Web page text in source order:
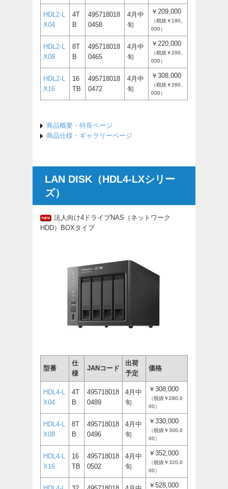
HDL2-L
X04
4T
B
495718018
0458
4月中
旬
￥209,000
（税抜￥190,
000）
HDL2-L
X08
8T
B
495718018
0465
4月中
旬
￥220,000
（税抜￥200,
000）
HDL2-L
X16
16
TB
495718018
0472
4月中
旬
￥308,000
（税抜￥280,
000）
商品概要・特長ページ
商品仕様・ギャラリーページ
LAN DISK（HDL4-LXシリー
ズ）
法人向け4ドライブNAS（ネットワーク
HDD）BOXタイプ
型番
仕
様
JANコード
出荷
予定
価格
HDL4-L
X04
4T
B
495718018
0489
4月中
旬
￥308,000
（税抜￥280,0
00）
HDL4-L
X08
8T
B
495718018
0496
4月中
旬
￥330,000
（税抜￥300,0
00）
HDL4-L
X16
16
TB
495718018
0502
4月中
旬
￥352,000
（税抜￥320,0
00）
￥528,000